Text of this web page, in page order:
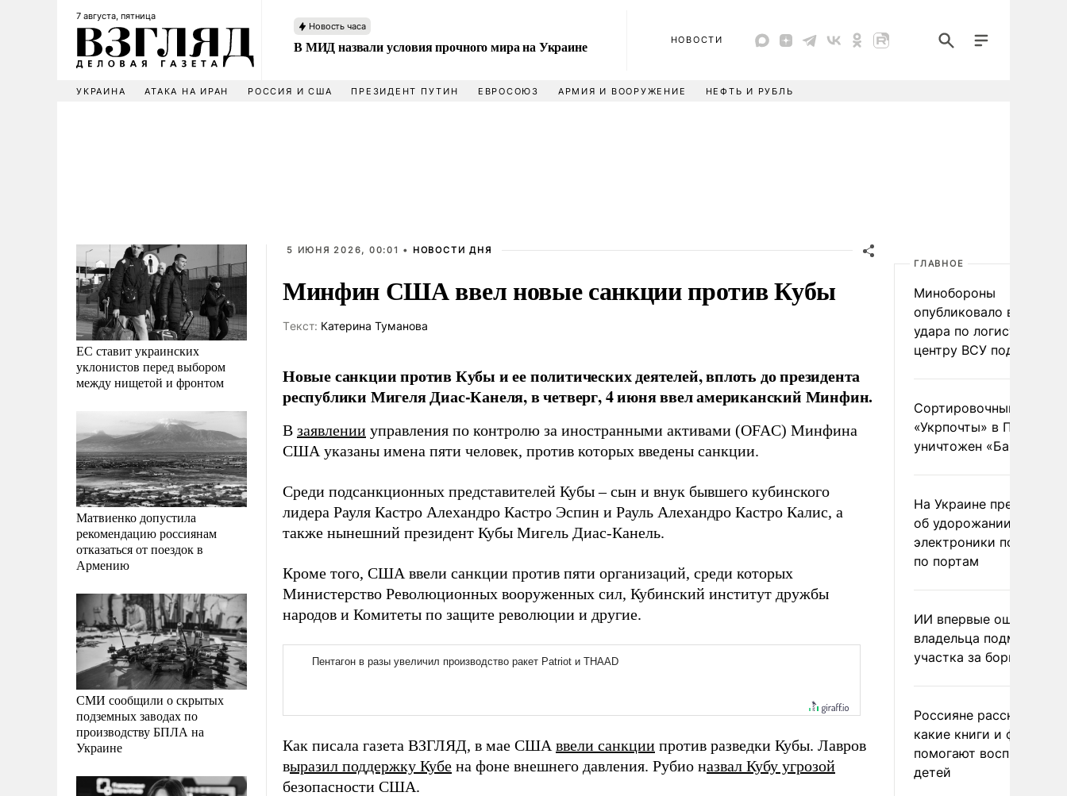
7 августа, пятница
Новость часа
В МИД назвали условия прочного мира на Украине НОВОСТИ
УКРАИНА АТАКА НА ИРАН РОССИЯ И США ПРЕЗИДЕНТ ПУТИН ЕВРОСОЮЗ АРМИЯ И ВООРУЖЕНИЕ НЕФТЬ И РУБЛЬ
ЕС ставит украинских
уклонистов перед выбором
между нищетой и фронтом
Матвиенко допустила
рекомендацию россиянам
отказаться от поездок в
Армению
СМИ сообщили о скрытых
подземных заводах по
производству БПЛА на
Украине
5 ИЮНЯ 2026, 00:01 • НОВОСТИ ДНЯ
Минфин США ввел новые санкции против Кубы
Tекст: Катерина Туманова
Новые санкции против Кубы и ее политических деятелей, вплоть до президента
республики Мигеля Диас-Канеля, в четверг, 4 июня ввел американский Минфин.
В заявлении управления по контролю за иностранными активами (OFAC) Минфина
США указаны имена пяти человек, против которых введены санкции.
Среди подсанкционных представителей Кубы – сын и внук бывшего кубинского
лидера Рауля Кастро Алехандро Кастро Эспин и Рауль Алехандро Кастро Калис, а
также нынешний президент Кубы Мигель Диас-Канель.
Кроме того, США ввели санкции против пяти организаций, среди которых
Министерство Революционных вооруженных сил, Кубинский институт дружбы
народов и Комитеты по защите революции и другие.
Как писала газета ВЗГЛЯД, в мае США ввели санкции против разведки Кубы. Лавров
выразил поддержку Кубе на фоне внешнего давления. Рубио назвал Кубу угрозой
безопасности США.
ГЛАВНОЕ
Минобороны
опубликовало видео
удара по
центру ВСУ под Киевом
Сортировочный пункт
«Укрпочты» в
уничтожен
На Украине
об удорожании
электроники после
по портам
ИИ впервые
владельца
участка за борщевик
Россияне рассказали,
какие книги и фильмы
помогают воспитывать
детей